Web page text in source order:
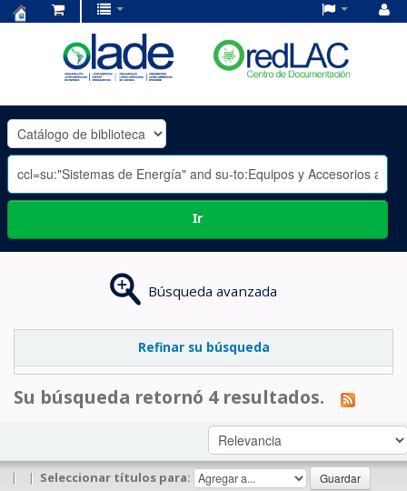
OLADE
-
Ir
Búsqueda avanzada
Refinar su búsqueda
Su búsqueda retornó 4 resultados.
| | Seleccionar títulos para: